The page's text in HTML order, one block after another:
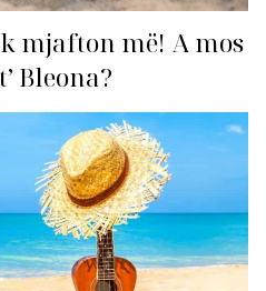
mjafton më! A mos
Bleona?